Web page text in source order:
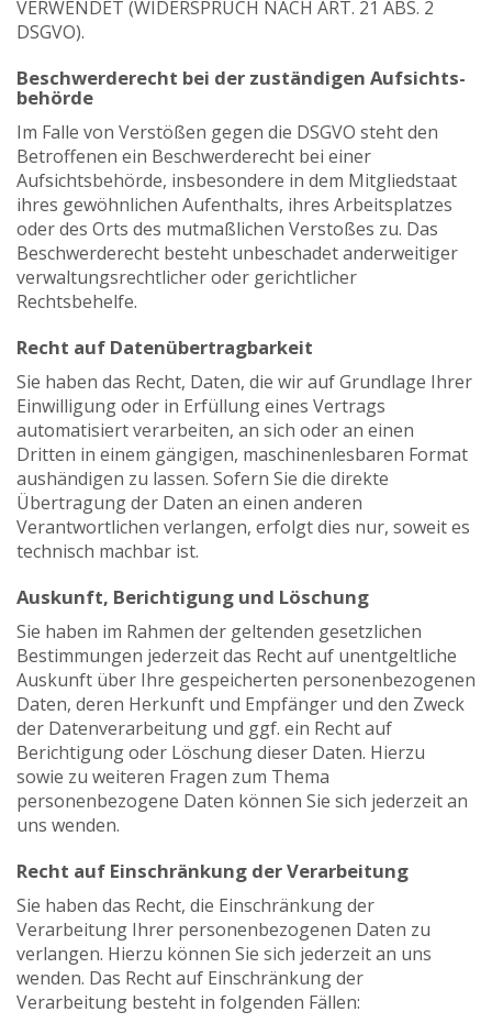
VERWENDET (WIDERSPRUCH NACH ART. 21 ABS. 2
DSGVO).
Beschwerde­recht bei der zuständigen Aufsichts­
behörde
Im Falle von Verstößen gegen die DSGVO steht den
Betroffenen ein Beschwerderecht bei einer
Aufsichtsbehörde, insbesondere in dem Mitgliedstaat
ihres gewöhnlichen Aufenthalts, ihres Arbeitsplatzes
oder des Orts des mutmaßlichen Verstoßes zu. Das
Beschwerderecht besteht unbeschadet anderweitiger
verwaltungsrechtlicher oder gerichtlicher
Rechtsbehelfe.
Recht auf Daten­übertrag­barkeit
Sie haben das Recht, Daten, die wir auf Grundlage Ihrer
Einwilligung oder in Erfüllung eines Vertrags
automatisiert verarbeiten, an sich oder an einen
Dritten in einem gängigen, maschinenlesbaren Format
aushändigen zu lassen. Sofern Sie die direkte
Übertragung der Daten an einen anderen
Verantwortlichen verlangen, erfolgt dies nur, soweit es
technisch machbar ist.
Auskunft, Berichtigung und Löschung
Sie haben im Rahmen der geltenden gesetzlichen
Bestimmungen jederzeit das Recht auf unentgeltliche
Auskunft über Ihre gespeicherten personenbezogenen
Daten, deren Herkunft und Empfänger und den Zweck
der Datenverarbeitung und ggf. ein Recht auf
Berichtigung oder Löschung dieser Daten. Hierzu
sowie zu weiteren Fragen zum Thema
personenbezogene Daten können Sie sich jederzeit an
uns wenden.
Recht auf Einschränkung der Verarbeitung
Sie haben das Recht, die Einschränkung der
Verarbeitung Ihrer personenbezogenen Daten zu
verlangen. Hierzu können Sie sich jederzeit an uns
wenden. Das Recht auf Einschränkung der
Verarbeitung besteht in folgenden Fällen: